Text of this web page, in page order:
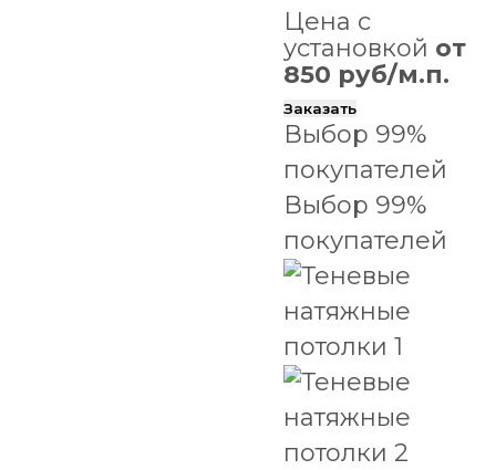
Цена с
установкой от
850 руб/м.п.
Заказать
Выбор 99%
покупателей
Выбор 99%
покупателей